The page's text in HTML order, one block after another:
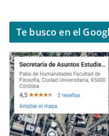
Te busco en el